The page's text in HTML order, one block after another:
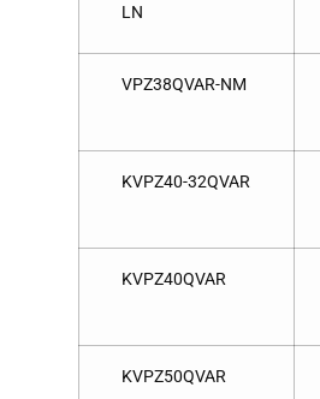
LN
VPZ38QVAR-NM
KVPZ40-32QVAR
KVPZ40QVAR
KVPZ50QVAR